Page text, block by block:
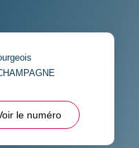
le numéro